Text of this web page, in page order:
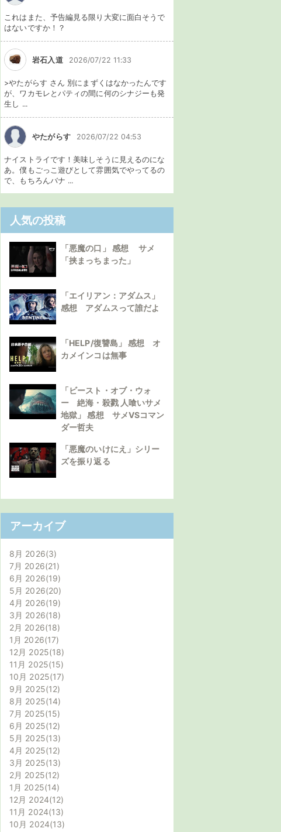
これはまた、予告編見る限り大変に面白そうで
はないですか！？
岩石入道 2026/07/22 11:33
>やたがらす さん 別にまずくはなかったんです
が、ワカモレとパティの間に何のシナジーも発
生し ...
やたがらす 2026/07/22 04:53
ナイストライです！美味しそうに見えるのにな
あ。僕もごっこ遊びとして雰囲気でやってるの
で、もちろんバナ ...
人気の投稿
「悪魔の口」 感想 サメ
「挟まっちまった」
「エイリアン：アダムス」
感想 アダムスって誰だよ
「HELP/復讐島」 感想 オ
カメインコは無事
「ビースト・オブ・ウォ
ー 絶海・殺戮 人喰いサメ
地獄」 感想 サメVSコマン
ダー哲夫
「悪魔のいけにえ」シリー
ズを振り返る
アーカイブ
8月 2026 3
7月 2026 21
6月 2026 19
5月 2026 20
4月 2026 19
3月 2026 18
2月 2026 18
1月 2026 17
12月 2025 18
11月 2025 15
10月 2025 17
9月 2025 12
8月 2025 14
7月 2025 15
6月 2025 12
5月 2025 13
4月 2025 12
3月 2025 13
2月 2025 12
1月 2025 14
12月 2024 12
11月 2024 13
10月 2024 13